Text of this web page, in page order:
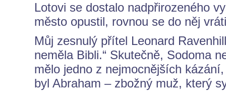
Lotovi se dostalo nadpřirozeného
město opustil, rovnou se do něj
Můj zesnulý přítel Leonard
neměla Bibli.“ Skutečně, Sodoma
mělo jedno z nejmocnějších
byl Abraham – zbožný muž, který